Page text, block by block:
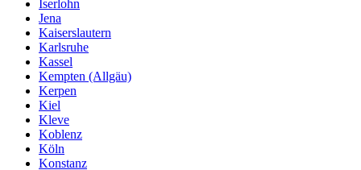
Iserlohn
Jena
Kaiserslautern
Karlsruhe
Kassel
Kempten (Allgäu)
Kerpen
Kiel
Kleve
Koblenz
Köln
Konstanz